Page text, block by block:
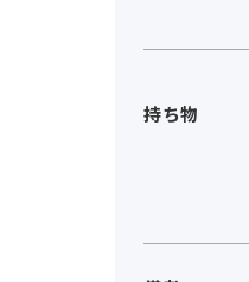
持ち物